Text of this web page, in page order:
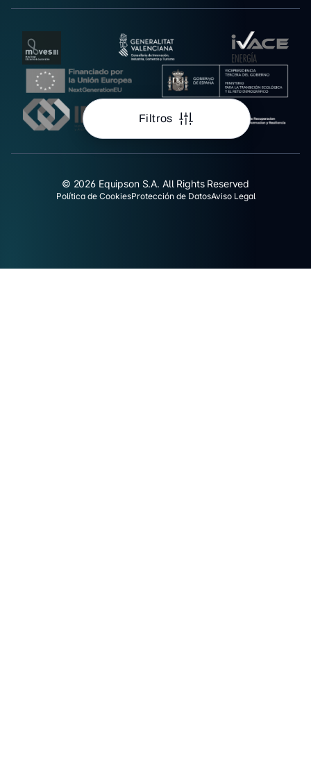
Filtros
© 2026 Equipson S.A. All Rights Reserved
Política de CookiesProtección de DatosAviso Legal